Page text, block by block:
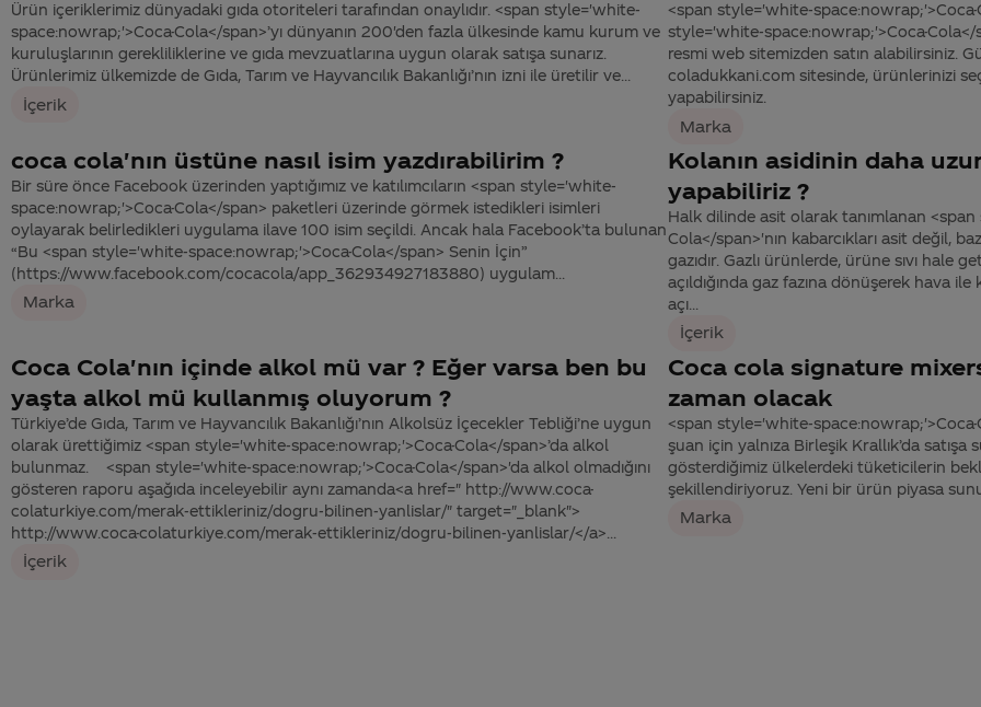
Ürün içeriklerimiz dünyadaki gıda otoriteleri tarafından onaylıdır. <span style='white-
space:nowrap;'>Coca-Cola</span>’yı dünyanın 200'den fazla ülkesinde kamu kurum ve
kuruluşlarının gerekliliklerine ve gıda mevzuatlarına uygun olarak satışa sunarız.
Ürünlerimiz ülkemizde de Gıda, Tarım ve Hayvancılık Bakanlığı’nın izni ile üretilir ve...
İçerik
<span style='white-
style='white-space:nowrap;'>Coca-
resmi web sitemizden satın alabilirsiniz.
coladukkani.com sitesinde, ürünlerinizi
yapabilirsiniz.
Marka
coca cola'nın üstüne nasıl isim yazdırabilirim ?
Bir süre önce Facebook üzerinden yaptığımız ve katılımcıların <span style='white-
space:nowrap;'>Coca-Cola</span> paketleri üzerinde görmek istedikleri isimleri
oylayarak belirledikleri uygulama ilave 100 isim seçildi. Ancak hala Facebook’ta bulunan
“Bu <span style='white-space:nowrap;'>Coca-Cola</span> Senin İçin”
(https://www.facebook.com/cocacola/app_362934927183880) uygulam...
Marka
Kolanın asidinin daha
yapabiliriz ?
Halk dilinde asit olarak tanımlanan
Cola</span>'nın kabarcıkları asit değil,
gazıdır. Gazlı ürünlerde, ürüne sıvı hale
açıldığında gaz fazına dönüşerek hava
açı...
İçerik
Coca Cola'nın içinde alkol mü var ? Eğer varsa ben bu
yaşta alkol mü kullanmış oluyorum ?
Türkiye’de Gıda, Tarım ve Hayvancılık Bakanlığı’nın Alkolsüz İçecekler Tebliği’ne uygun
olarak ürettiğimiz <span style='white-space:nowrap;'>Coca-Cola</span>’da alkol
bulunmaz. <span style='white-space:nowrap;'>Coca-Cola</span>'da alkol olmadığını
gösteren raporu aşağıda inceleyebilir aynı zamanda<a href=" http://www.coca-
colaturkiye.com/merak-ettikleriniz/dogru-bilinen-yanlislar/" target="_blank">
http://www.coca-colaturkiye.com/merak-ettikleriniz/dogru-bilinen-yanlislar/</a>...
İçerik
Coca cola signature
zaman olacak
<span style='white-
şuan için yalnıza Birleşik Krallık’da
gösterdiğimiz ülkelerdeki tüketicilerin
şekillendiriyoruz. Yeni bir ürün piyasa
Marka